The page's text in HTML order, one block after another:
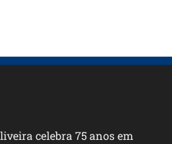
celebra 75 anos em